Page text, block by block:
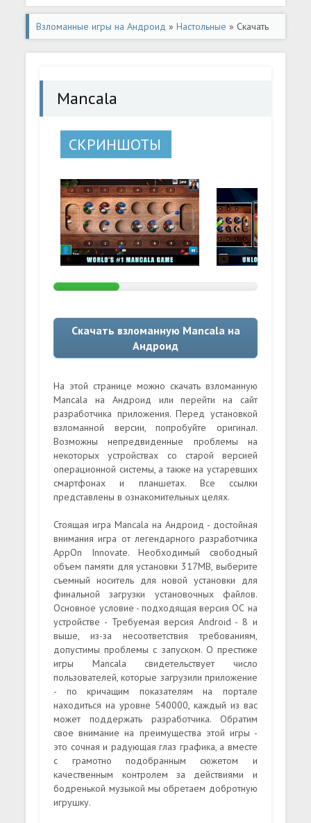
Взломанные игры на Андроид »Настольные » Скачать
Mancala (Много монет) на Андроид
Mancala
СКРИНШОТЫ
Скачать взломанную Mancala на
Андроид
На этой странице можно скачать взломанную
Mancala на Андроид или перейти на сайт
разработчика приложения. Перед установкой
взломанной версии, попробуйте оригинал.
Возможны непредвиденные проблемы на
некоторых устройствах со старой версией
операционной системы, а также на устаревших
смартфонах и планшетах. Все ссылки
представлены в ознакомительных целях.
Стоящая игра Mancala на Андроид - достойная
внимания игра от легендарного разработчика
AppOn Innovate. Необходимый свободный
объем памяти для установки 317MB, выберите
съемный носитель для новой установки для
финальной загрузки установочных файлов.
Основное условие - подходящая версия ОС на
устройстве - Требуемая версия Android - 8 и
выше, из-за несоответствия требованиям,
допустимы проблемы с запуском. О престиже
игры Mancala свидетельствует число
пользователей, которые загрузили приложение
- по кричащим показателям на портале
находиться на уровне 540000, каждый из вас
может поддержать разработчика. Обратим
свое внимание на преимущества этой игры -
это сочная и радующая глаз графика, а вместе
с грамотно подобранным сюжетом и
качественным контролем за действиями и
бодренькой музыкой мы обретаем добротную
игрушку.